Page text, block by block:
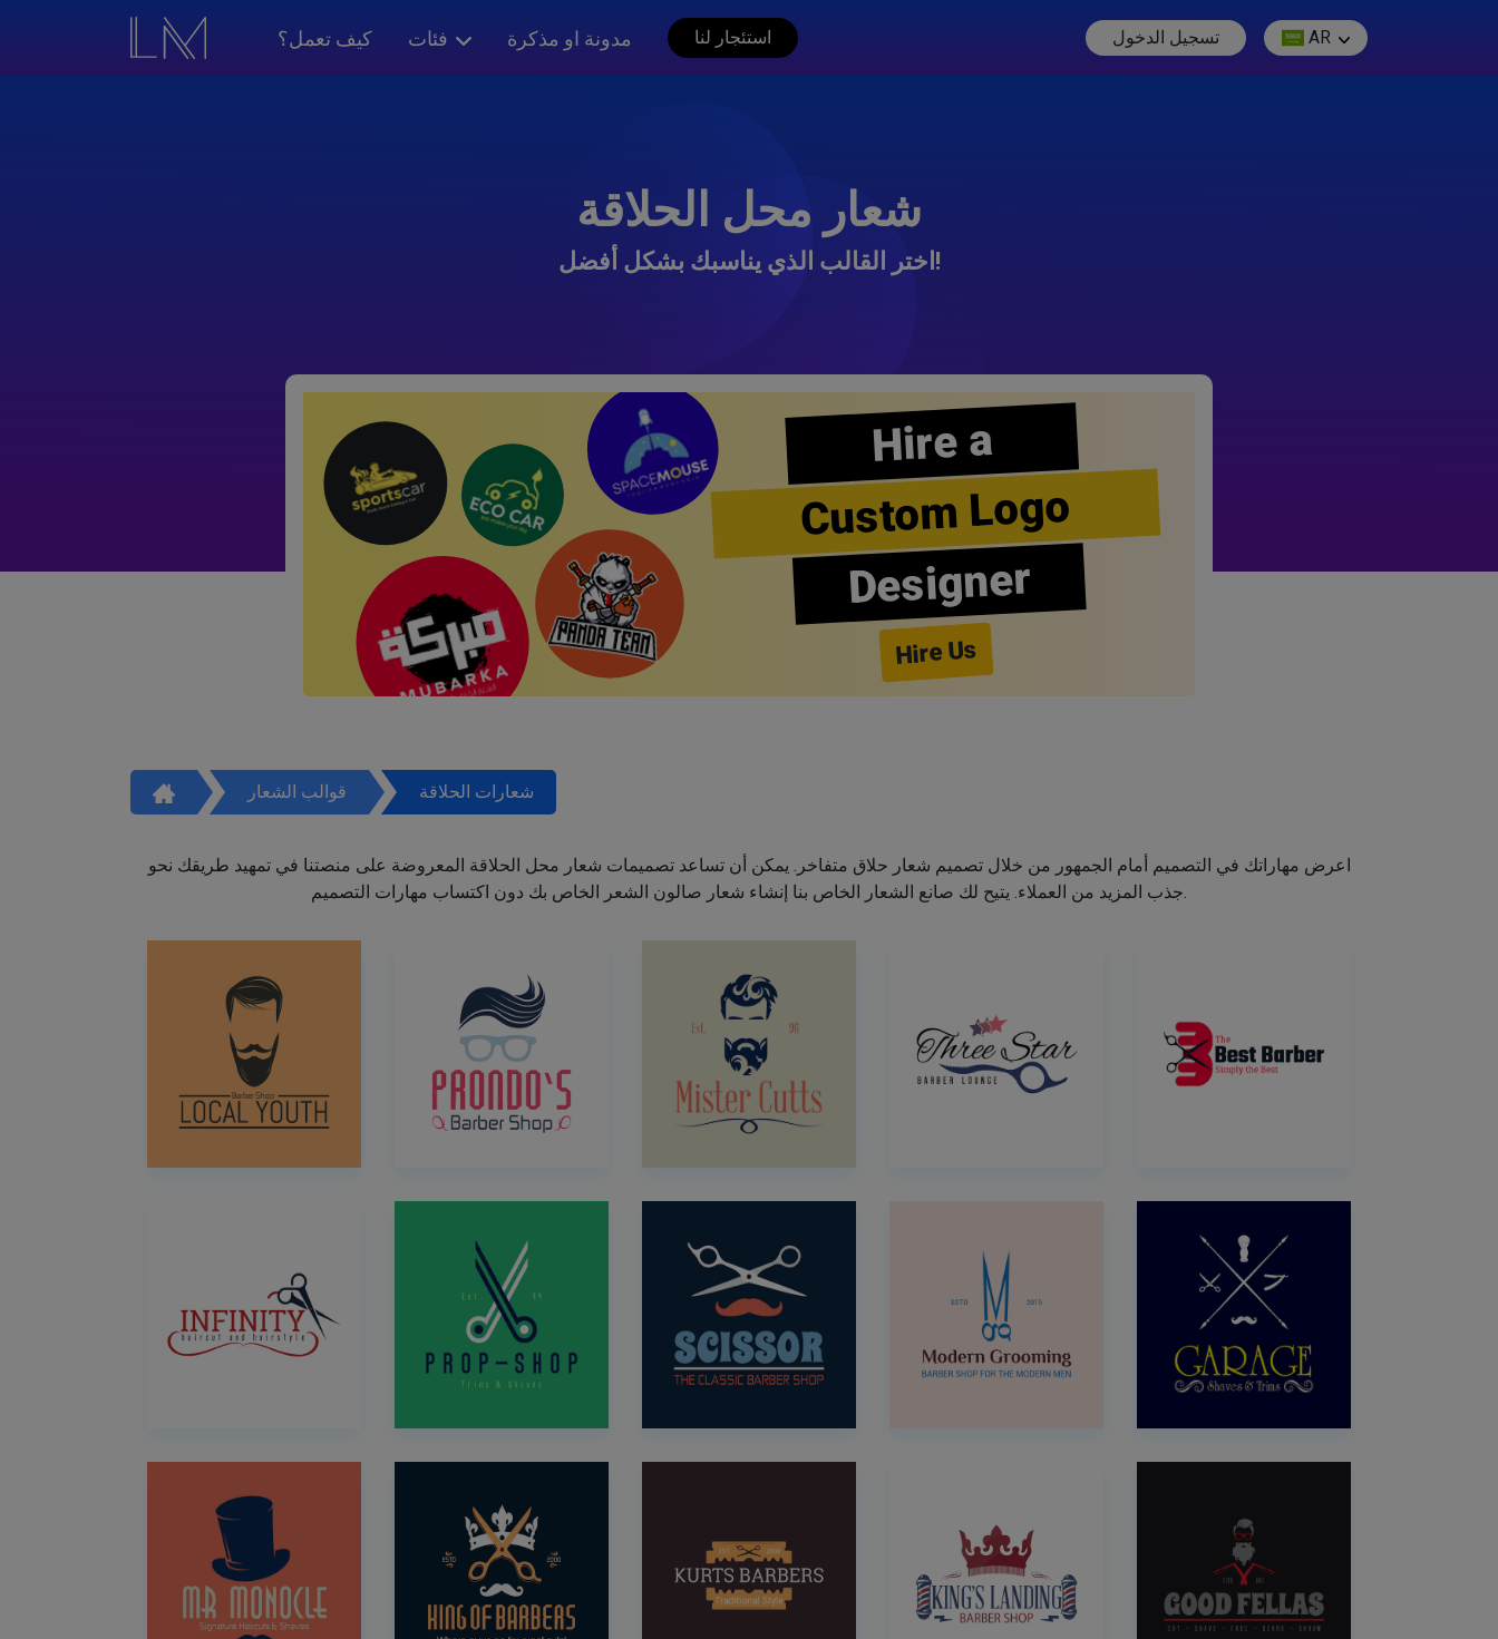
كيف تعمل؟ فئات مدونة او مذكرة استئجار لنا تسجيل الدخول AR
شعار محل الحلاقة
اختر القالب الذي يناسبك بشكل أفضل!
Hire a
Custom Logo
Designer
Hire Us
قوالب الشعار شعارات الحلاقة
اعرض مهاراتك في التصميم أمام الجمهور من خلال تصميم شعار حلاق متفاخر. يمكن أن تساعد تصميمات شعار محل الحلاقة المعروضة على منصتنا في تمهيد طريقك نحو
جذب المزيد من العملاء. يتيح لك صانع الشعار الخاص بنا إنشاء شعار صالون الشعر الخاص بك دون اكتساب مهارات التصميم.